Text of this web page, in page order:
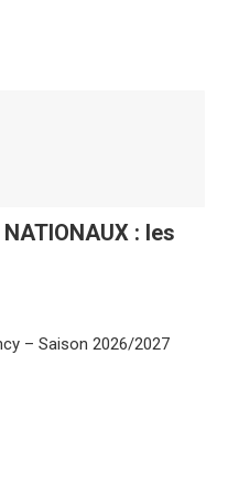
: les
– Saison 2026/2027